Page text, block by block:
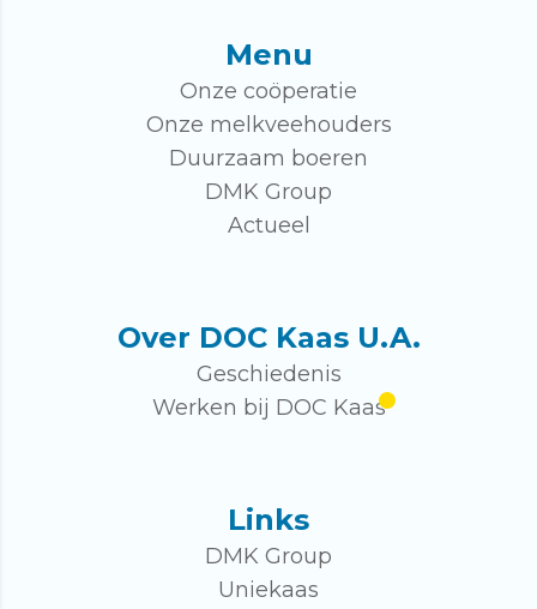
Menu
Onze coöperatie
Onze melkveehouders
Duurzaam boeren
DMK Group
Actueel
Over DOC Kaas U.A.
Geschiedenis
Werken bij DOC Kaas
Links
DMK Group
Uniekaas